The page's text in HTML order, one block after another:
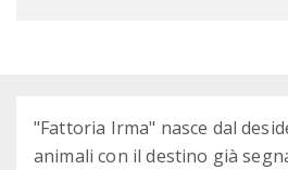
"Fattoria Irma" nasce dal
animali con il destino già